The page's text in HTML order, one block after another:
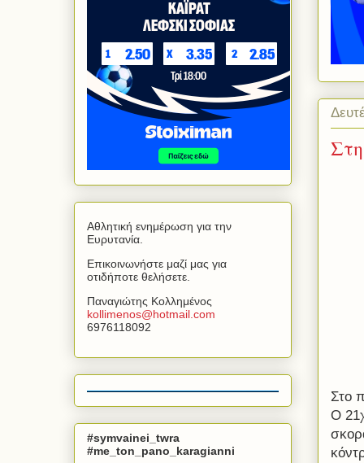
Στο
Ο
Αθλητική ενημέρωση για την
Ευρυτανία.
Επικοινωνήστε μαζί μας για
οτιδήποτε θελήσετε.
Παναγιώτης Κολλημένος
kollimenos@hotmail com
6976118092
#symvainei_twra
#me_ton_pano_karagianni